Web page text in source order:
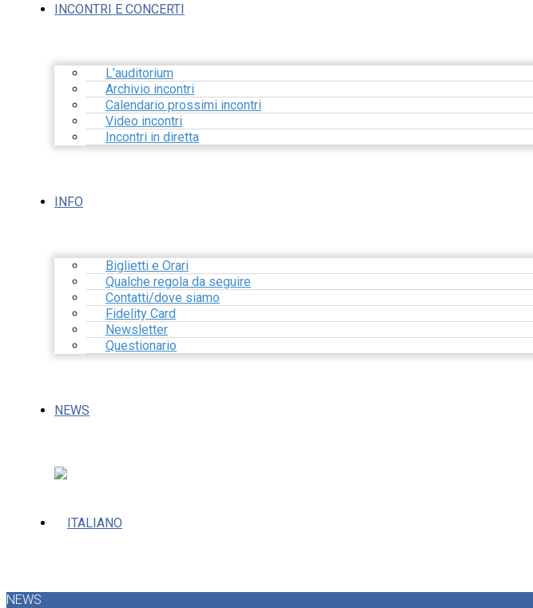
INCONTRI E CONCERTI
L’auditorium
Archivio incontri
Calendario prossimi incontri
Video incontri
Incontri in diretta
INFO
Biglietti e Orari
Qualche regola da seguire
Contatti/dove siamo
Fidelity Card
Newsletter
Questionario
NEWS
NEWS